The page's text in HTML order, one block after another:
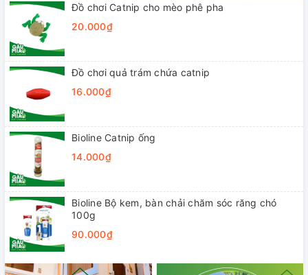
Đồ chơi Catnip cho mèo phê pha
20.000₫
Đồ chơi quả trám chứa catnip
16.000₫
Bioline Catnip ống
14.000₫
Bioline Bộ kem, bàn chải chăm sóc răng chó
100g
90.000₫